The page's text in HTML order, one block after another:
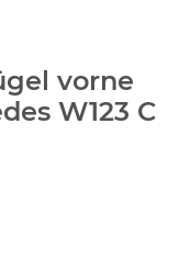
vorne
W123 C